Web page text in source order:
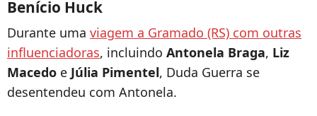
Benício Huck
Durante uma viagem a Gramado (RS) com outras
influenciadoras, incluindo Antonela Braga, Liz
Macedo e Júlia Pimentel, Duda Guerra se
desentendeu com Antonela.